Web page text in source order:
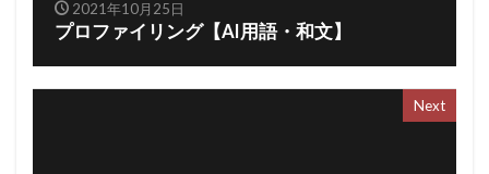
2021年10月25日
プロファイリング【AI用語・和文】
Next